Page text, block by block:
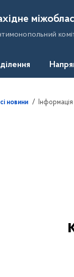
новини Інформація щодо